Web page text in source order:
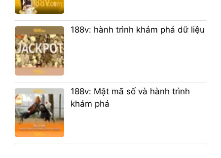
188v: hành trình khám phá dữ liệu
188v: Mật mã số và hành trình
khám phá